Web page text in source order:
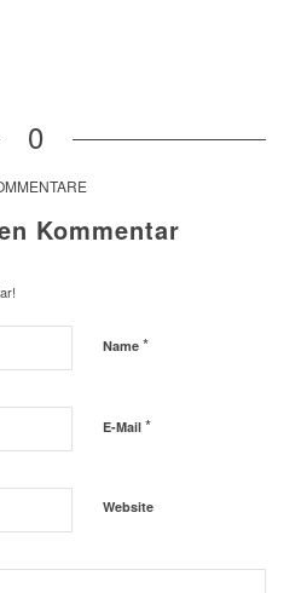
0
Kommentar
Name *
E-Mail *
Website